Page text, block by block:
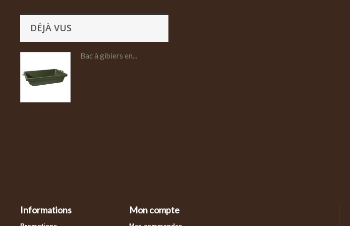
DÉJÀ VUS
Bac à gibiers en...
Informations Mon compte